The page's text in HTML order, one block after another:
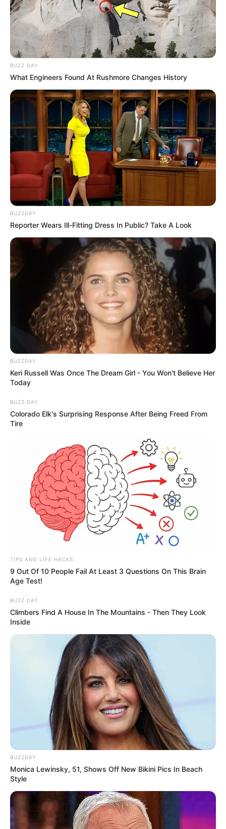
BUZZ DAY
What Engineers Found At Rushmore Changes History
BUZZDAY
Reporter Wears Ill-Fitting Dress In Public? Take A Look
BUZZDAY
Keri Russell Was Once The Dream Girl - You Won't Believe Her
Today
BUZZ DAY
Colorado Elk's Surprising Response After Being Freed From
Tire
TIPS AND LIFE HACKS
9 Out Of 10 People Fail At Least 3 Questions On This Brain
Age Test!
BUZZ DAY
Climbers Find A House In The Mountains - Then They Look
Inside
BUZZDAY
Monica Lewinsky, 51, Shows Off New Bikini Pics In Beach
Style